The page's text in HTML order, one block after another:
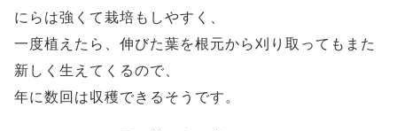
にらは強くて栽培もしやすく、
一度植えたら、伸びた葉を根元から刈り取ってもまた
新しく生えてくるので、
年に数回は収穫できるそうです。